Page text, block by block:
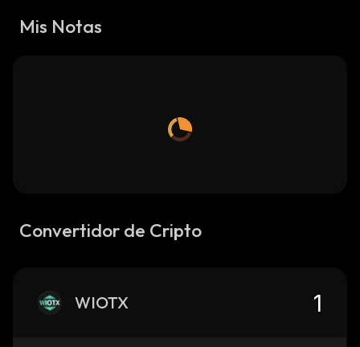
Mis Notas
Convertidor de Cripto
WIOTX